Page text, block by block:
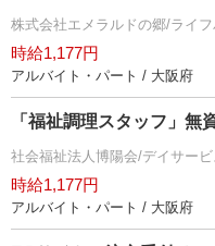
株式会社エメラルドの郷/ライ
時給1,177円
アルバイト・パート / 大阪府
「福祉調理スタッフ」無
社会福祉法人博陽会/デイサー
時給1,177円
アルバイト・パート / 大阪府